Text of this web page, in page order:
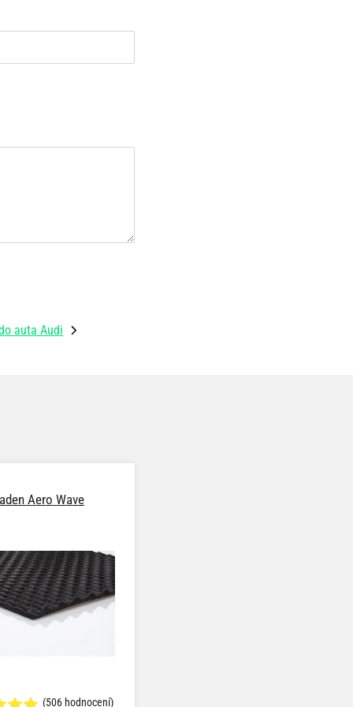
auta Audi
Aero Wave
(506 hodnocení)